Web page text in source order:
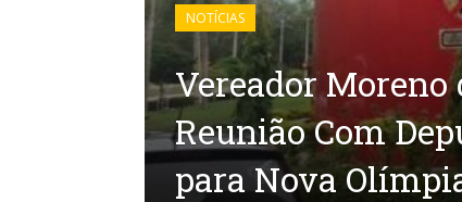
NOTÍCIAS
Vereador
Reunião Com
para Nova